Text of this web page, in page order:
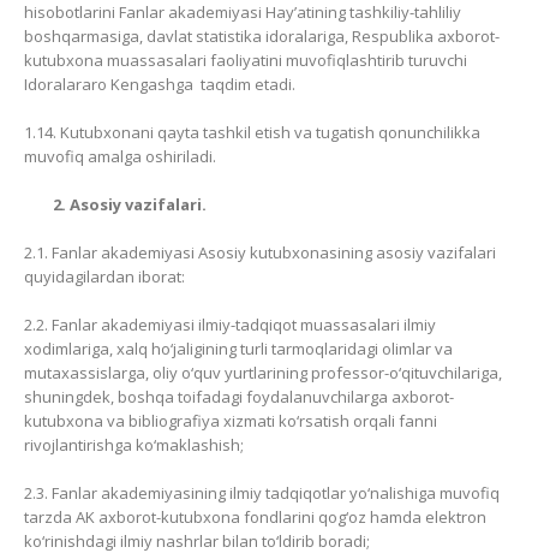
hisobotlarini Fanlar akademiyasi Hay’atining tashkiliy-tahliliy
boshqarmasiga, davlat statistika idoralariga, Respublika axborot-
kutubxona muassasalari faoliyatini muvofiqlashtirib turuvchi
Idoralararo Kengashga taqdim etadi.
1.14. Kutubxonani qayta tashkil etish va tugatish qonunchilikka
muvofiq amalga oshiriladi.
2. Asosiy vazifalari.
2.1. Fanlar akademiyasi Asosiy kutubxonasining asosiy vazifalari
quyidagilardan iborat:
2.2. Fanlar akademiyasi ilmiy-tadqiqot muassasalari ilmiy
xodimlariga, xalq ho‘jaligining turli tarmoqlaridagi olimlar va
mutaxassislarga, oliy o‘quv yurtlarining professor-o‘qituvchilariga,
shuningdek, boshqa toifadagi foydalanuvchilarga axborot-
kutubxona va bibliografiya xizmati ko‘rsatish orqali fanni
rivojlantirishga ko‘maklashish;
2.3. Fanlar akademiyasining ilmiy tadqiqotlar yo‘nalishiga muvofiq
tarzda AK axborot-kutubxona fondlarini qog‘oz hamda elektron
ko‘rinishdagi ilmiy nashrlar bilan to‘ldirib boradi;